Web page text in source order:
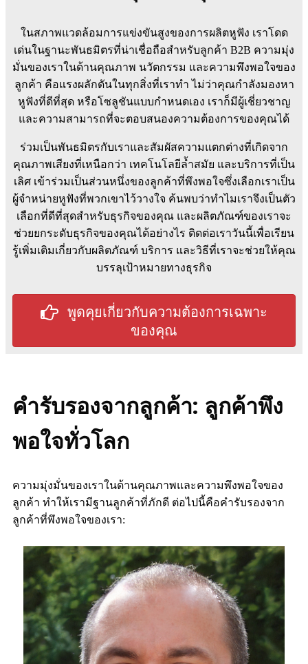
ในสภาพแวดล้อมการแข่งขันสูงของการผลิตหูฟัง เราโดด
เด่นในฐานะพันธมิตรที่น่าเชื่อถือสำหรับลูกค้า B2B ความมุ่ง
มั่นของเราในด้านคุณภาพ นวัตกรรม และความพึงพอใจของ
ลูกค้า คือแรงผลักดันในทุกสิ่งที่เราทำ ไม่ว่าคุณกำลังมองหา
หูฟังที่ดีที่สุด หรือโซลูชันแบบกำหนดเอง เราก็มีผู้เชี่ยวชาญ
และความสามารถที่จะตอบสนองความต้องการของคุณได้
ร่วมเป็นพันธมิตรกับเราและสัมผัสความแตกต่างที่เกิดจาก
คุณภาพเสียงที่เหนือกว่า เทคโนโลยีล้ำสมัย และบริการที่เป็น
เลิศ เข้าร่วมเป็นส่วนหนึ่งของลูกค้าที่พึงพอใจซึ่งเลือกเราเป็น
ผู้จำหน่ายหูฟังที่พวกเขาไว้วางใจ ค้นพบว่าทำไมเราจึงเป็นตัว
เลือกที่ดีที่สุดสำหรับธุรกิจของคุณ และผลิตภัณฑ์ของเราจะ
ช่วยยกระดับธุรกิจของคุณได้อย่างไร ติดต่อเราวันนี้เพื่อเรียน
รู้เพิ่มเติมเกี่ยวกับผลิตภัณฑ์ บริการ และวิธีที่เราจะช่วยให้คุณ
บรรลุเป้าหมายทางธุรกิจ
พูดคุยเกี่ยวกับความต้องการเฉพาะ
ของคุณ
คำรับรองจากลูกค้า: ลูกค้าพึง
พอใจทั่วโลก
ความมุ่งมั่นของเราในด้านคุณภาพและความพึงพอใจของ
ลูกค้า ทำให้เรามีฐานลูกค้าที่ภักดี ต่อไปนี้คือคำรับรองจาก
ลูกค้าที่พึงพอใจของเรา: